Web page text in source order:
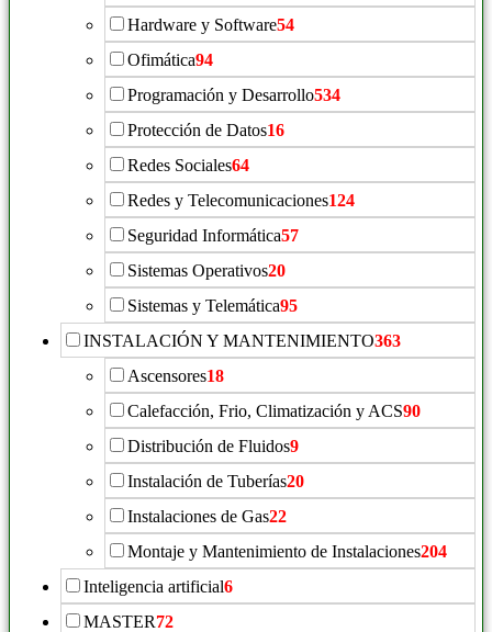
Hardware y Software54
Ofimática94
Programación y Desarrollo534
Protección de Datos16
Redes Sociales64
Redes y Telecomunicaciones124
Seguridad Informática57
Sistemas Operativos20
Sistemas y Telemática95
INSTALACIÓN Y MANTENIMIENTO363
Ascensores18
Calefacción, Frio, Climatización y ACS90
Distribución de Fluidos9
Instalación de Tuberías20
Instalaciones de Gas22
Montaje y Mantenimiento de Instalaciones204
Inteligencia artificial6
MASTER72